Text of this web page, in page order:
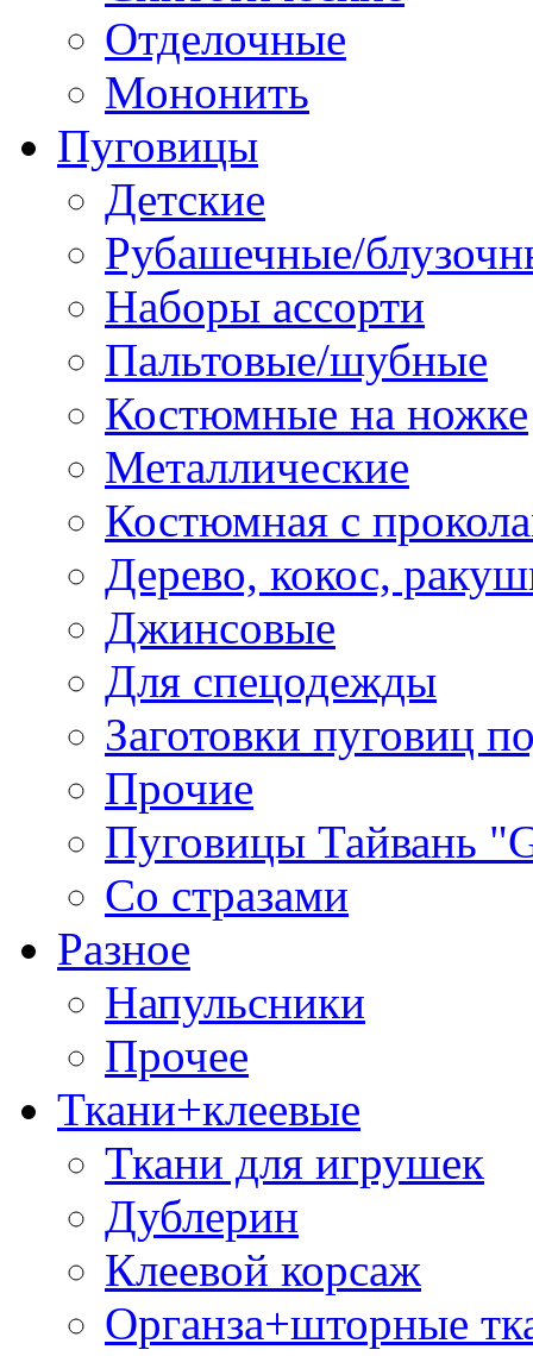
Отделочные
Мононить
Пуговицы
Детские
Рубашечные/
Наборы ассорти
Пальтовые/шубные
Костюмные на ножке
Металлические
Костюмная с
Дерево, кокос,
Джинсовые
Для спецодежды
Заготовки пуговиц
Прочие
Пуговицы Тайвань
Со стразами
Разное
Напульсники
Прочее
Ткани+клеевые
Ткани для игрушек
Дублерин
Клеевой корсаж
Органза+шторные